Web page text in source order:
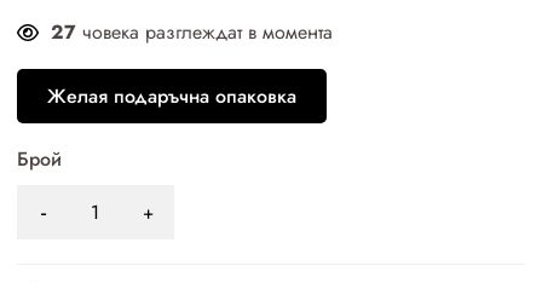
27 човека разглеждат в момента
Желая подаръчна опаковка
Брой